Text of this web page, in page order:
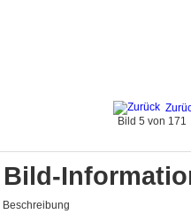
Bild 5 von 171
Bild-
Beschreibung